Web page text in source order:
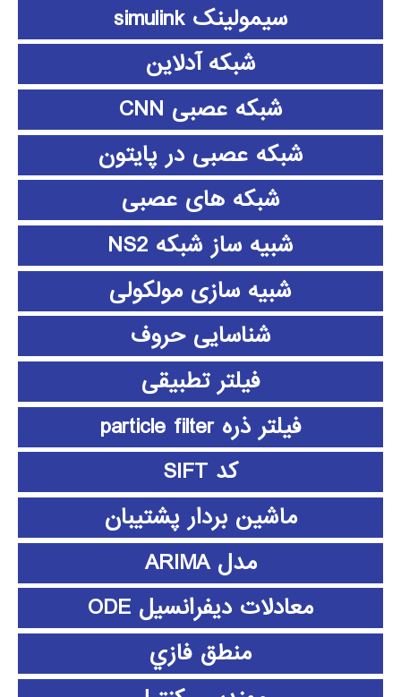
سیمولینک simulink
شبکه آدلاین
شبکه عصبی CNN
شبکه عصبی در پایتون
شبکه های عصبی
شبیه ساز شبکه NS2
شبیه سازی مولکولی
شناسایی حروف
فیلتر تطبیقی
فیلتر ذره particle filter
کد SIFT
ماشین بردار پشتیبان
مدل ARIMA
معادلات دیفرانسیل ODE
منطق فازي